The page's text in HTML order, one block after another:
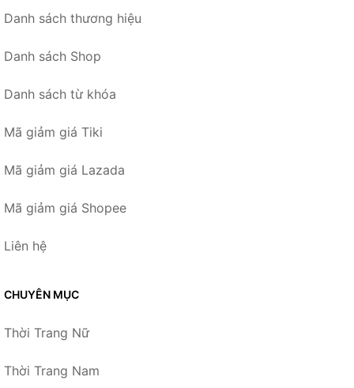
Danh sách thương hiệu
Danh sách Shop
Danh sách từ khóa
Mã giảm giá Tiki
Mã giảm giá Lazada
Mã giảm giá Shopee
Liên hệ
CHUYÊN MỤC
Thời Trang Nữ
Thời Trang Nam